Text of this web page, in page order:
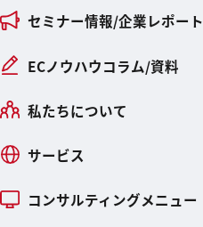
セミナー情報/企業レポート
ECノウハウコラム/資料
私たちについて
サービス
コンサルティングメニュー